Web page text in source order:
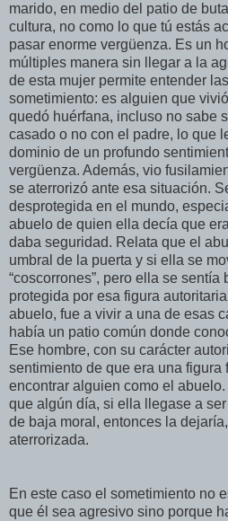
marido, en medio del patio de
cultura, no como lo que tú estás
pasar enorme vergüenza. Es un
múltiples manera sin llegar a la
de esta mujer permite entender
sometimiento: es alguien que
quedó huérfana, incluso no sabe
casado o no con el padre, lo que
dominio de un profundo
vergüenza. Además, vio
se aterrorizó ante esa situación.
desprotegida en el mundo,
abuelo de quien ella decía que
daba seguridad. Relata que el
umbral de la puerta y si ella se
“coscorrones”, pero ella se sentía
protegida por esa figura
abuelo, fue a vivir a una de esas
había un patio común donde
Ese hombre, con su carácter
sentimiento de que era una figura
encontrar alguien como el
que algún día, si ella llegase a
de baja moral, entonces la
aterrorizada.
En este caso el sometimiento no
que él sea agresivo sino porque